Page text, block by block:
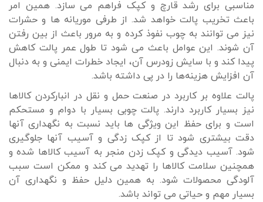
مناسبی برای رشد قارچ و کپک فراهم می سازد. همین امر
باعث تخریب پالت خواهد شد. از طرفی موریانه ها و حشرات
نیز می توانند به چوب نفوذ کرده و به مرور باعث از بین رفتن
آن شوند. این عوامل باعث می شود تا طول عمر پالت کاهش
پیدا کند و با سایش زودرس آن، ایجاد خطرات ایمنی و به دنبال
آن افزایش هزینه‌ها را در پی داشته باشد.
پالت علاوه بر کاربرد در صنعت حمل و نقل در انبارکردن کالاها
نیز بسیار کاربرد دارند. پالت چوبی بسیار با دوام و مستحکم
است و برای حفظ این ویژگی ها باید نسبت به نگهداری آنها
دقت بیشتری شود تا از کپک زدگی و آسیب آنها جلوگیری
شود. آسیب دیدگی و کپک زدن منجر به آسیب کالاها شده و
همچنین سلامت کالاها را تهدید می کند و ممکن است سبب
آلودگی محصولات شود. به همین دلیل حفظ و نگهداری آن
بسیار مهم و حیاتی می تواند باشد.